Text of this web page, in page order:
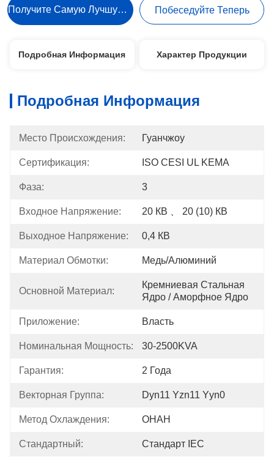
Получите Самую Лучшую Цену Побеседуйте Теперь
Подробная Информация Характер Продукции
Подробная Информация
Место Происхождения: Гуанчжоу
Сертификация: ISO CESI UL KEMA
Фаза: 3
Входное Напряжение: 20 КВ 、 20 (10) КВ
Выходное Напряжение: 0,4 КВ
Материал Обмотки: Медь/Алюминий
Основной Материал:
Кремниевая Стальная
Ядро / Аморфное Ядро
Приложение: Власть
Номинальная Мощность: 30-2500KVA
Гарантия: 2 Года
Векторная Группа: Dyn11 Yzn11 Yyn0
Метод Охлаждения: ОНАН
Стандартный: Стандарт IEC